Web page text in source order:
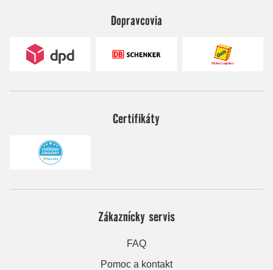
Dopravcovia
Certifikáty
Zákaznícky servis
FAQ
Pomoc a kontakt